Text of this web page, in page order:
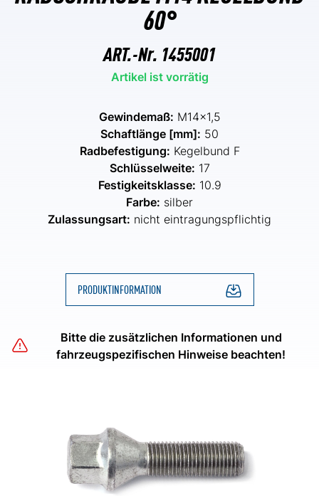
60°
ART.-Nr. 1455001
Artikel ist vorrätig
Gewindemaß: M14x1,5
Schaftlänge [mm]: 50
Radbefestigung: Kegelbund F
Schlüsselweite: 17
Festigkeitsklasse: 10.9
Farbe: silber
Zulassungsart: nicht eintragungspflichtig
PRODUKTINFORMATION
Bitte die zusätzlichen Informationen und
fahrzeugspezifischen Hinweise beachten!